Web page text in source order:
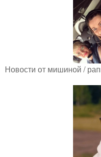
Новости от мишиной /